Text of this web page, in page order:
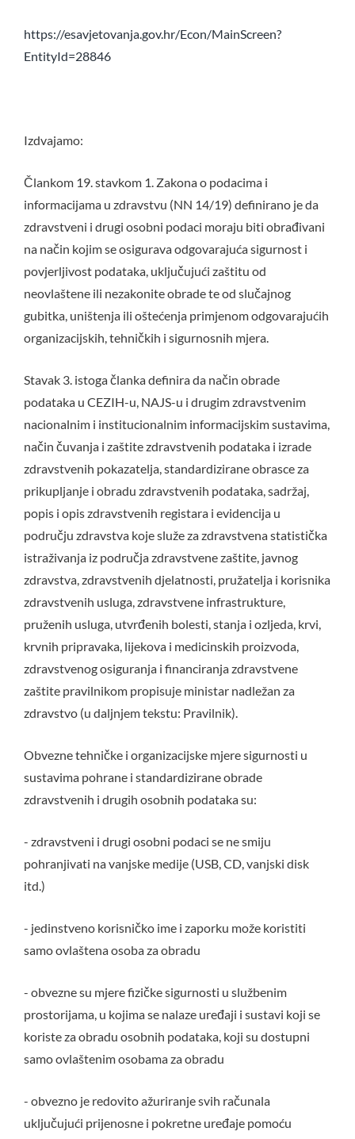
https://esavjetovanja.gov.hr/Econ/MainScreen?
EntityId=28846
Izdvajamo:
Člankom 19. stavkom 1. Zakona o podacima i
informacijama u zdravstvu (NN 14/19) definirano je da
zdravstveni i drugi osobni podaci moraju biti obrađivani
na način kojim se osigurava odgovarajuća sigurnost i
povjerljivost podataka, uključujući zaštitu od
neovlaštene ili nezakonite obrade te od slučajnog
gubitka, uništenja ili oštećenja primjenom odgovarajućih
organizacijskih, tehničkih i sigurnosnih mjera.
Stavak 3. istoga članka definira da način obrade
podataka u CEZIH-u, NAJS-u i drugim zdravstvenim
nacionalnim i institucionalnim informacijskim sustavima,
način čuvanja i zaštite zdravstvenih podataka i izrade
zdravstvenih pokazatelja, standardizirane obrasce za
prikupljanje i obradu zdravstvenih podataka, sadržaj,
popis i opis zdravstvenih registara i evidencija u
području zdravstva koje služe za zdravstvena statistička
istraživanja iz područja zdravstvene zaštite, javnog
zdravstva, zdravstvenih djelatnosti, pružatelja i korisnika
zdravstvenih usluga, zdravstvene infrastrukture,
pruženih usluga, utvrđenih bolesti, stanja i ozljeda, krvi,
krvnih pripravaka, lijekova i medicinskih proizvoda,
zdravstvenog osiguranja i financiranja zdravstvene
zaštite pravilnikom propisuje ministar nadležan za
zdravstvo (u daljnjem tekstu: Pravilnik).
Obvezne tehničke i organizacijske mjere sigurnosti u
sustavima pohrane i standardizirane obrade
zdravstvenih i drugih osobnih podataka su:
- zdravstveni i drugi osobni podaci se ne smiju
pohranjivati na vanjske medije (USB, CD, vanjski disk
itd.)
- jedinstveno korisničko ime i zaporku može koristiti
samo ovlaštena osoba za obradu
- obvezne su mjere fizičke sigurnosti u službenim
prostorijama, u kojima se nalaze uređaji i sustavi koji se
koriste za obradu osobnih podataka, koji su dostupni
samo ovlaštenim osobama za obradu
- obvezno je redovito ažuriranje svih računala
uključujući prijenosne i pokretne uređaje pomoću